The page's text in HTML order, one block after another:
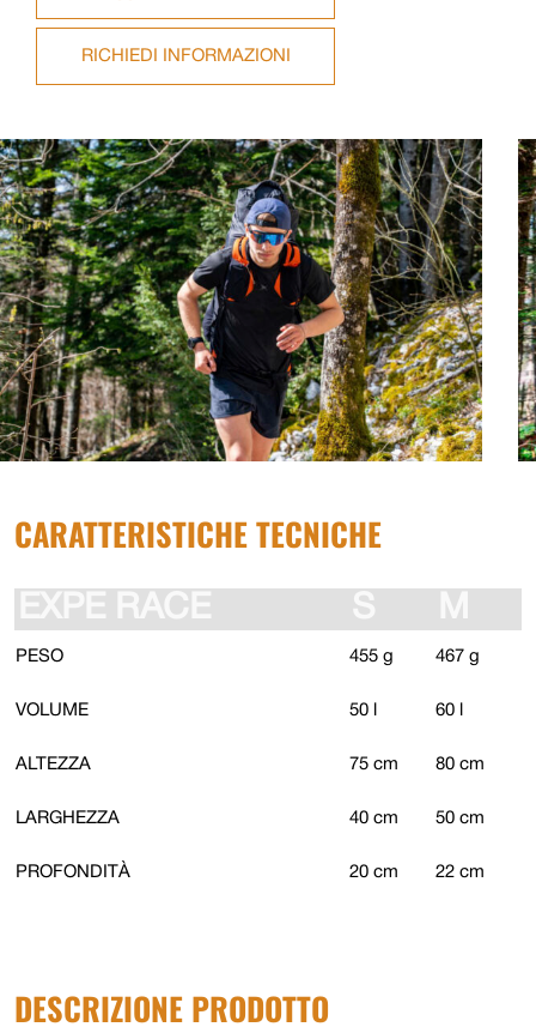
RICHIEDI INFORMAZIONI
CARATTERISTICHE TECNICHE
EXPE RACE S M
PESO 455 g 467 g
VOLUME 50 l 60 l
ALTEZZA 75 cm 80 cm
LARGHEZZA 40 cm 50 cm
PROFONDITÀ 20 cm 22 cm
DESCRIZIONE PRODOTTO